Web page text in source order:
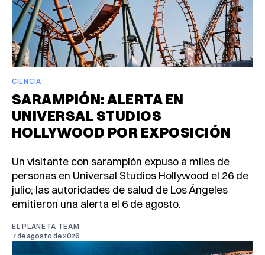
CIENCIA
SARAMPIÓN: ALERTA EN
UNIVERSAL STUDIOS
HOLLYWOOD POR EXPOSICIÓN
Un visitante con sarampión expuso a miles de
personas en Universal Studios Hollywood el 26 de
julio; las autoridades de salud de Los Ángeles
emitieron una alerta el 6 de agosto.
EL PLANETA TEAM
7 de agosto de 2026